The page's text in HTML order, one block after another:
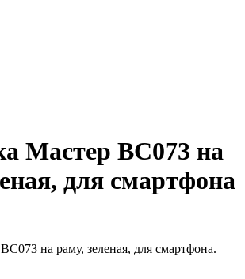
Мастер BC073 на
для смартфона
на раму, зеленая, для смартфона.